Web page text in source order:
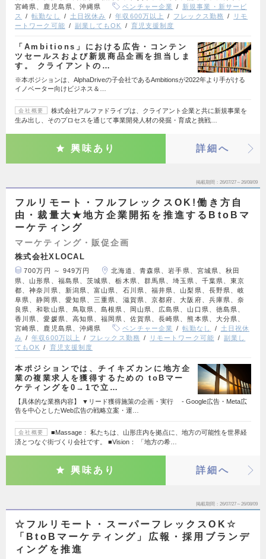
宮崎県、鹿児島県、沖縄県
ベンチャー企業
新規事業・新サービ
ス
転勤なし 土日祝休み 年収600万以上 フレックス勤務
リモ
ートワーク可能
副業してもOK 育児支援制度
「Ambitions」における広告・コンテン
ツセールスおよび新規商品企画を担当しま
す。 クライアントの…
※本ポジションは、AlphaDriveの子会社であるAmbitionsが2022年より手がける
イノベーター向けビジネス＆…
会社概要
株式会社アルファドライブは、クライアント企業と共に新規事業を
生み出し、そのプロセスを通じて事業開発人材の発掘・育成と挑戦…
興味あり 詳細へ
掲載期間 26/07/27～26/08/09
フルリモート・フルフレックスOK!働き方自
由・裁量大★地方企業開拓を推進するBtoBマ
ーケティング
マーケティング・販促企画
株式会社XLOCAL
700万円 ～ 949万円
北海道、青森県、岩手県、宮城県、秋田
県、山形県、福島県、茨城県、栃木県、群馬県、埼玉県、千葉県、東京
都、神奈川県、新潟県、富山県、石川県、福井県、山梨県、長野県、岐
阜県、静岡県、愛知県、三重県、滋賀県、京都府、大阪府、兵庫県、奈
良県、和歌山県、鳥取県、島根県、岡山県、広島県、山口県、徳島県、
香川県、愛媛県、高知県、福岡県、佐賀県、長崎県、熊本県、大分県、
宮崎県、鹿児島県、沖縄県
ベンチャー企業 転勤なし
土日祝休
み
年収600万以上 フレックス勤務 リモートワーク可能
副業し
てもOK
育児支援制度
本ポジションでは、チイキズカンに地方企
業の複業求人を獲得するための toBマー
ケティングを0→1で立…
【具体的な業務内容】 ▼リード獲得施策の企画・実行 - Google広告・Meta広
告を中心としたWeb広告の戦略立案・運…
会社概要
■Massage： 私たちは、山形庄内を拠点に、地方の可能性を世界経
済とつなぐ街づくり会社です。 ■Vision： 「地方の希…
興味あり 詳細へ
掲載期間 26/07/27～26/08/09
☆フルリモート・スーパーフレックスOK☆
「BtoBマーケティング」広報・採用ブランデ
ィングを推進